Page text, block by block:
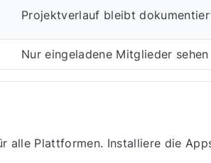
Projektverlauf bleibt
Nur eingeladene Mitglieder sehen
Plattformen. Installiere die